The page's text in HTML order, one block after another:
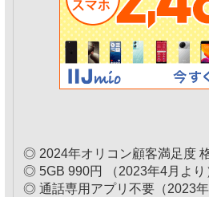
◎ 2024年オリコン顧客満足度
◎ 5GB 990円 （2023年4月より
◎ 通話専用アプリ不要（2023年